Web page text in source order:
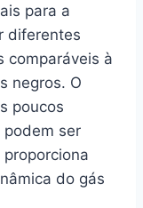
para a
diferentes
comparáveis à
negros. O
poucos
ser
do gás